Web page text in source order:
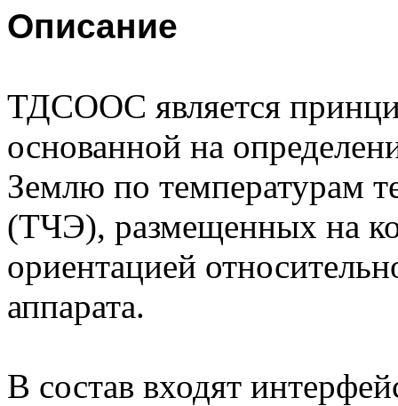
Описание
ТДСООС является
основанной на
Землю по температурам
(ТЧЭ), размещенных на
ориентацией
аппарата.
В состав входят